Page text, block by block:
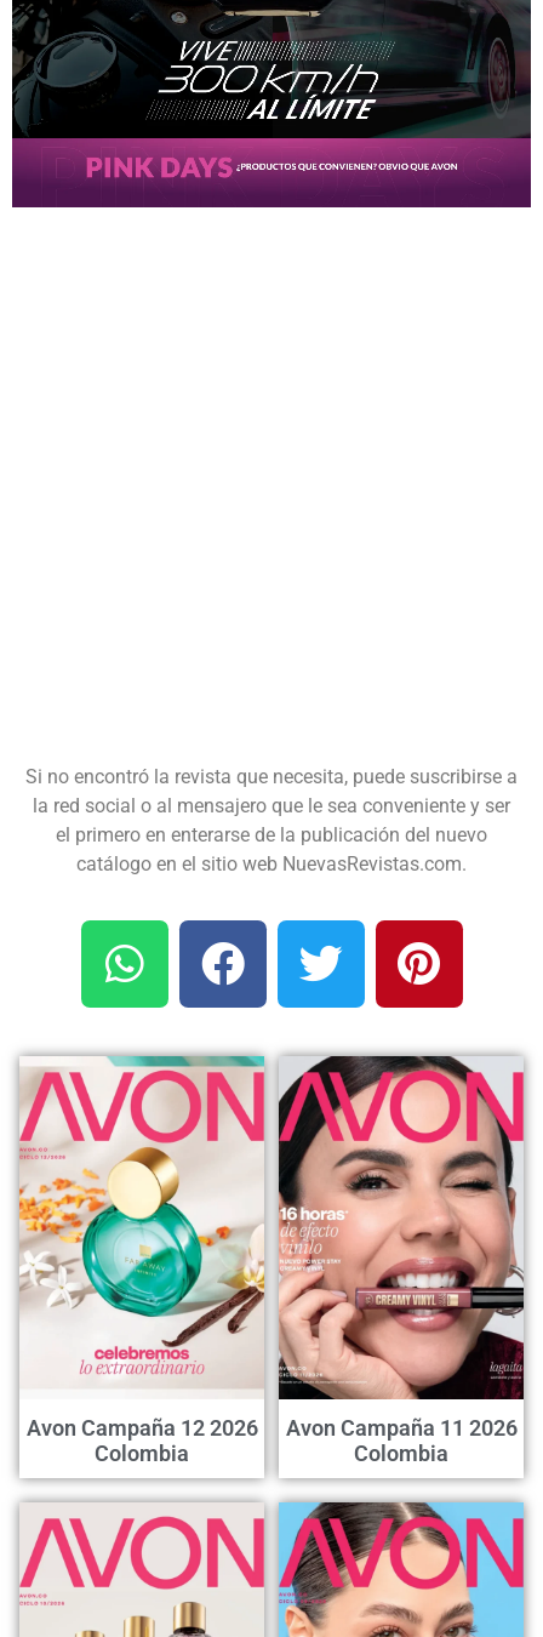
Si no encontró la revista que necesita, puede suscribirse a
la red social o al mensajero que le sea conveniente y ser
el primero en enterarse de la publicación del nuevo
catálogo en el sitio web NuevasRevistas.com.
Avon Campaña 12 2026
Colombia
Avon Campaña 11 2026
Colombia